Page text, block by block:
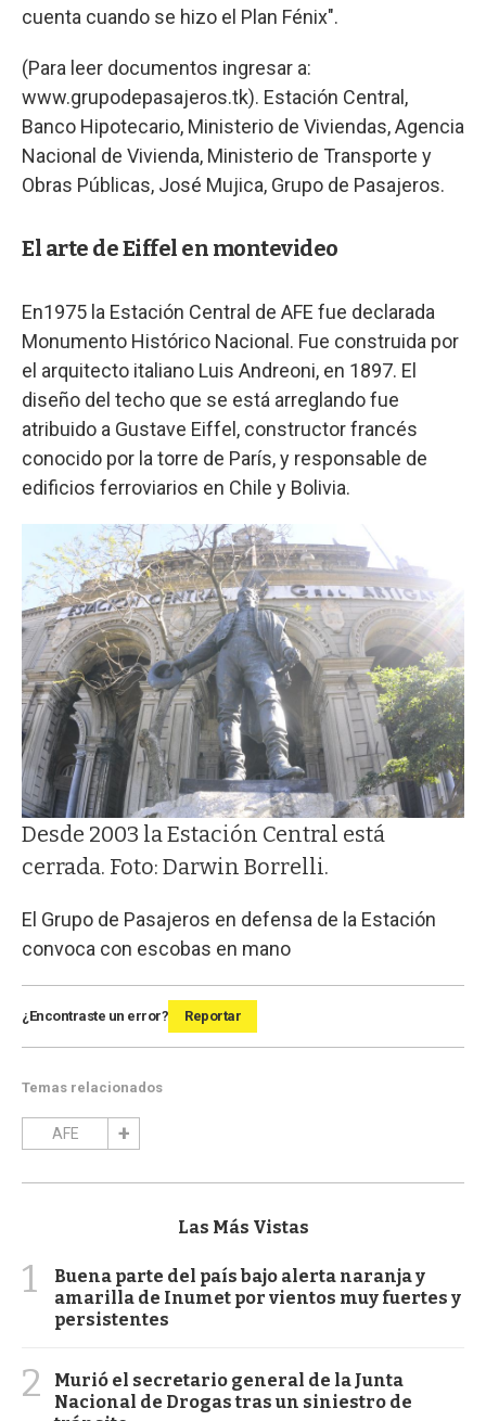
cuenta cuando se hizo el Plan Fénix".
(Para leer documentos ingresar a:
www.grupodepasajeros.tk). Estación Central,
Banco Hipotecario, Ministerio de Viviendas, Agencia
Nacional de Vivienda, Ministerio de Transporte y
Obras Públicas, José Mujica, Grupo de Pasajeros.
El arte de Eiffel en montevideo
En1975 la Estación Central de AFE fue declarada
Monumento Histórico Nacional. Fue construida por
el arquitecto italiano Luis Andreoni, en 1897. El
diseño del techo que se está arreglando fue
atribuido a Gustave Eiffel, constructor francés
conocido por la torre de París, y responsable de
edificios ferroviarios en Chile y Bolivia.
Desde 2003 la Estación Central está
cerrada. Foto: Darwin Borrelli.
El Grupo de Pasajeros en defensa de la Estación
convoca con escobas en mano
¿Encontraste un error? Reportar
Temas relacionados
AFE
Las Más Vistas
1
Buena parte del país bajo alerta naranja y
amarilla de Inumet por vientos muy fuertes y
persistentes
2
Murió el secretario general de la Junta
Nacional de Drogas tras un siniestro de